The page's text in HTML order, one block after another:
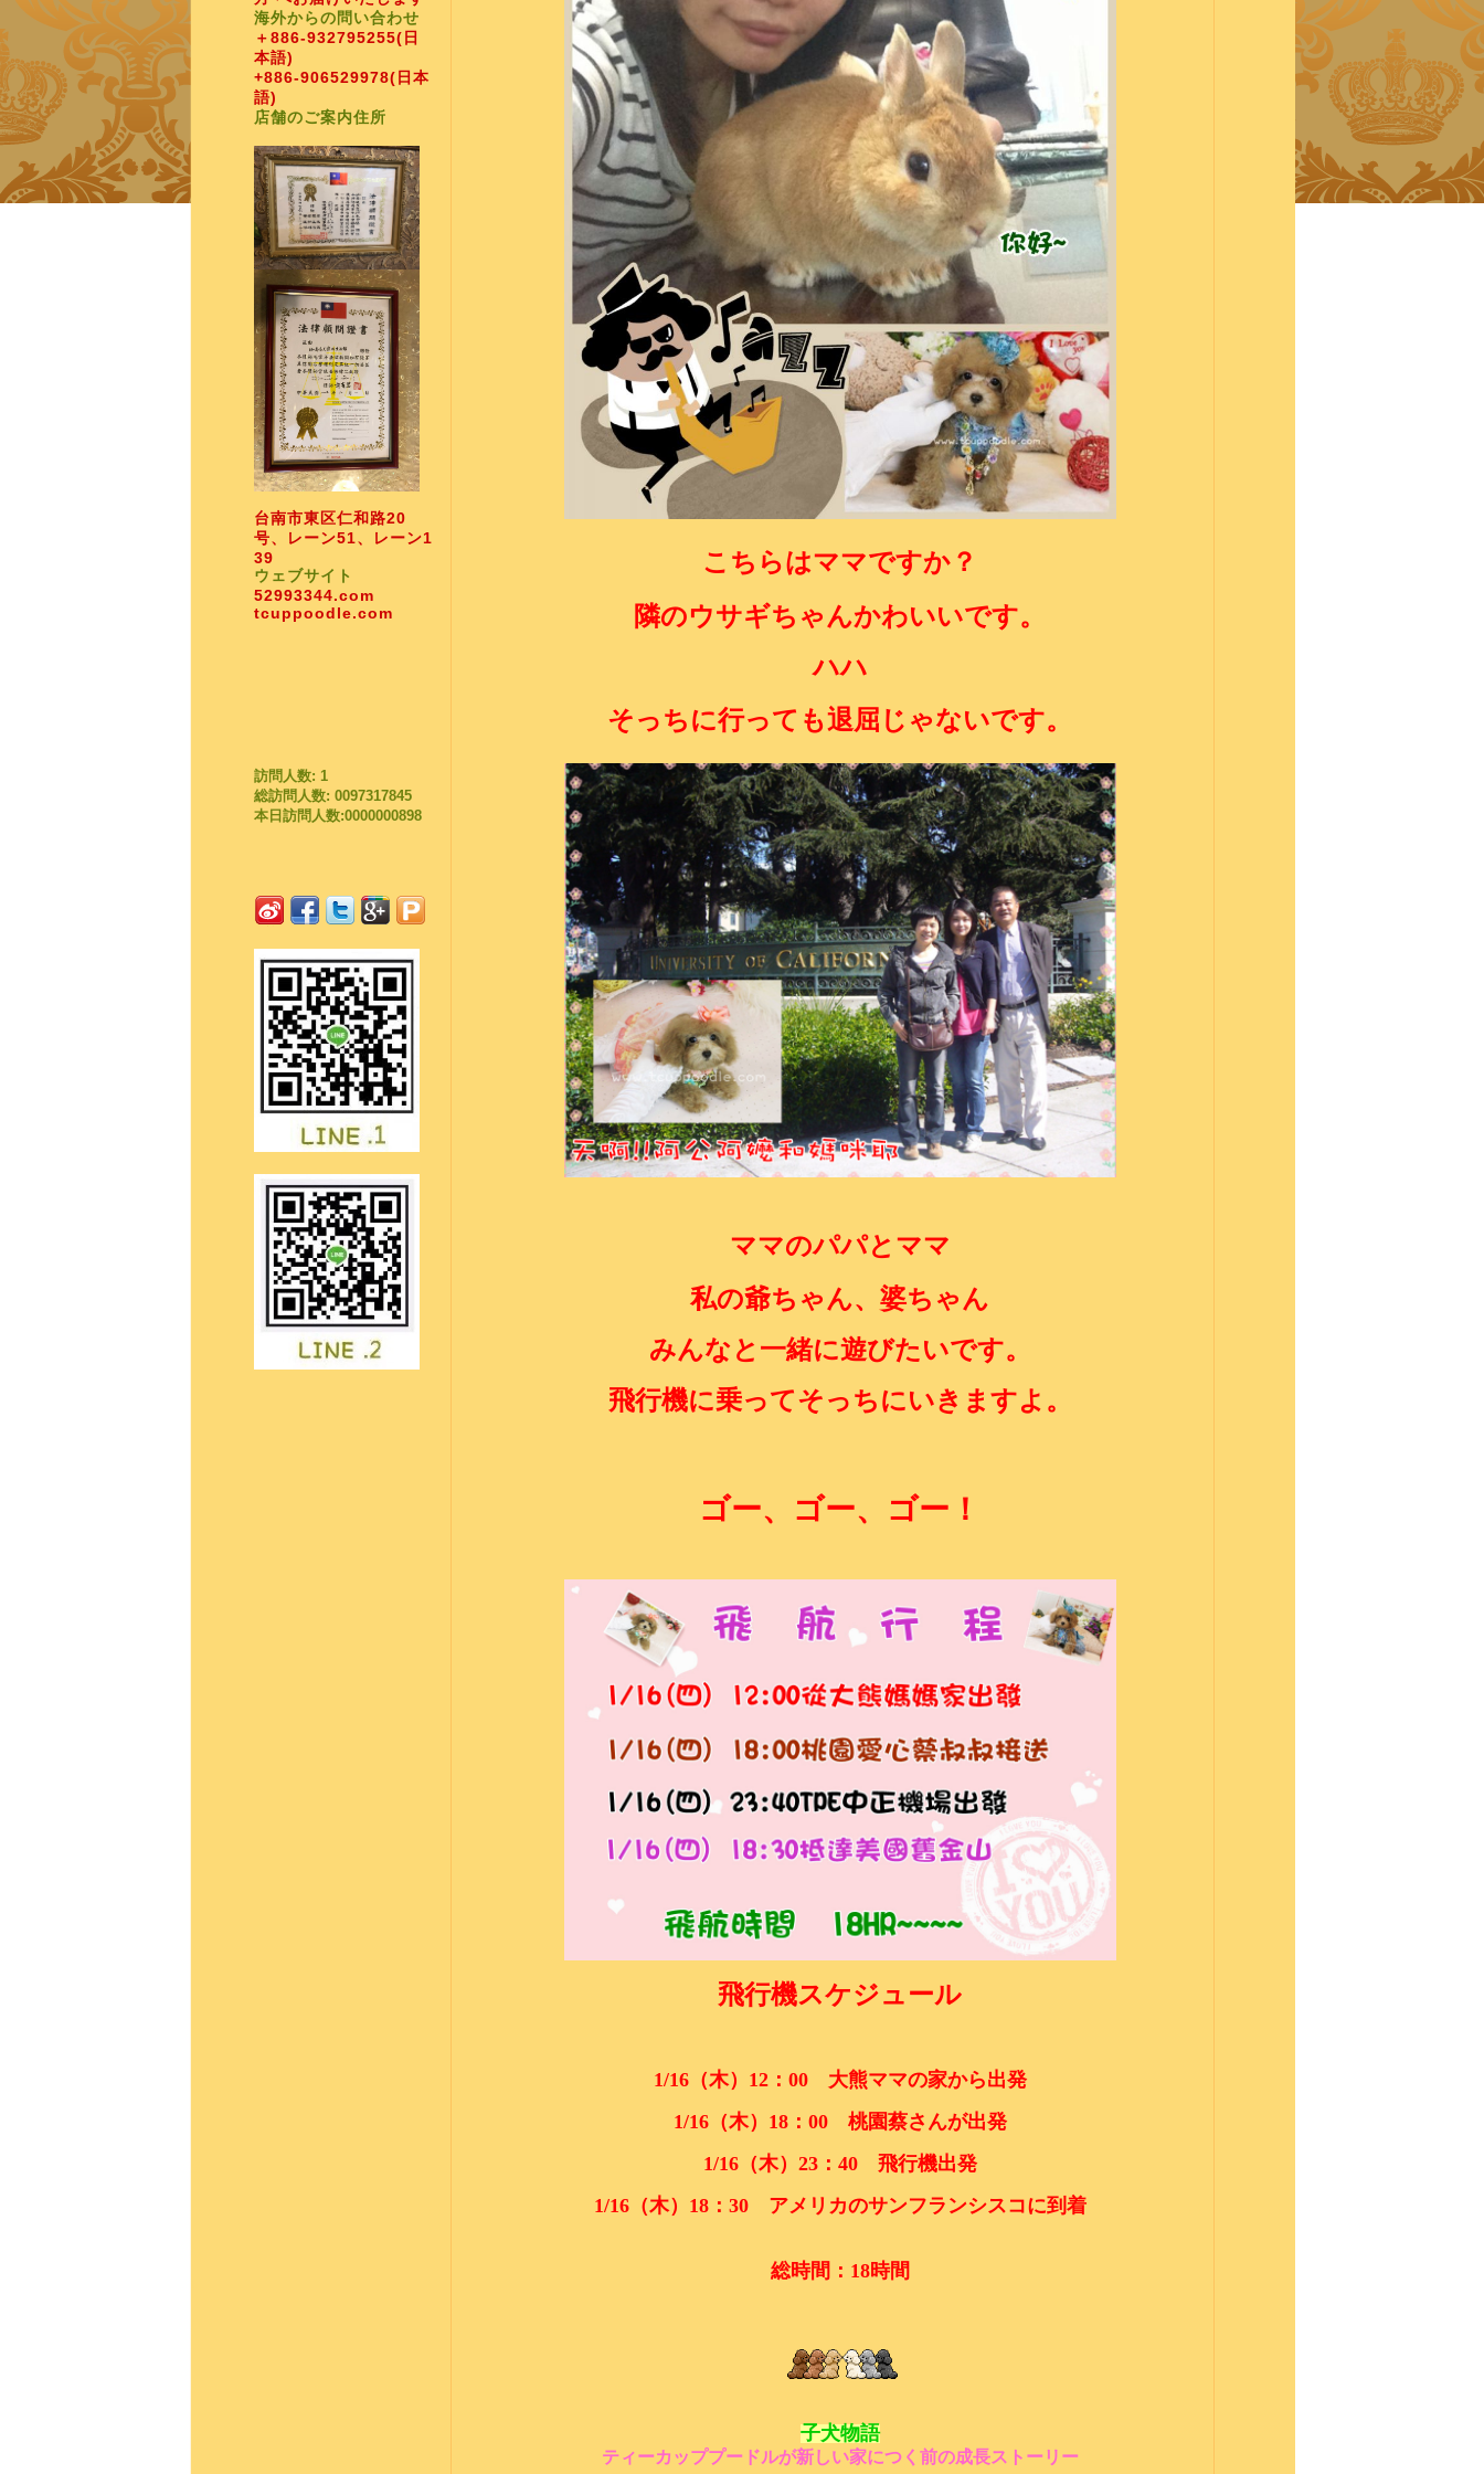
海外からの問い合わせ
＋886-932795255(日
本語)
+886-906529978(日本
語)
店舗のご案内住所
台南市東区仁和路20
号、レーン51、レーン1
39
ウェブサイト
52993344.com
tcuppoodle.com
訪問人数: 1
総訪問人数: 0097317845
本日訪問人数:0000000898
こちらはママですか？
隣のウサギちゃんかわいいです。
ハハ
そっちに行っても退屈じゃないです。
ママのパパとママ
私の爺ちゃん、婆ちゃん
みんなと一緒に遊びたいです。
飛行機に乗ってそっちにいきますよ。
ゴー、ゴー、ゴー！
飛行機スケジュール
1/16（木） 12： 00大熊ママの家から出発
1/16（木） 18： 00桃園蔡さんが出発
1/16（木） 23： 40飛行機出発
1/16（木） 18： 30アメリカのサンフランシスコに到着
総時間： 18時間
子犬物語
ティーカッププードルが新しい家につく前の成長ストーリー